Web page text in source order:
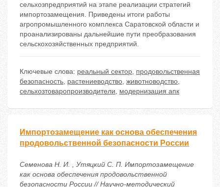
сельхозпредприятий на этапе реализации стратегий
импортозамещения. Приведены итоги работы
агропромышленного комплекса Саратовской области и
проанализированы дальнейшие пути преобразования
сельскохозяйственных предприятий.
Ключевые слова: реальный сектор, продовольственная
безопасность, растениеводство, животноводство,
сельхозтоваропроизводители, модернизация апк
Импортозамещение как основа обеспечения
продовольственной безопасности России
Семенова Н. И. , Утяцкий С. П. Импортозамещение
как основа обеспечения продовольственной
безопасности России // Научно-методический